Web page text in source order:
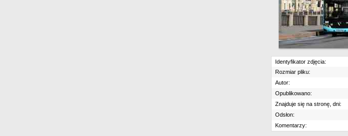
Identyfikator zdjęcia:
Rozmiar pliku:
Autor:
Opublikowano:
Znajduje się na stronę, dni:
Odsłon:
Komentarzy: